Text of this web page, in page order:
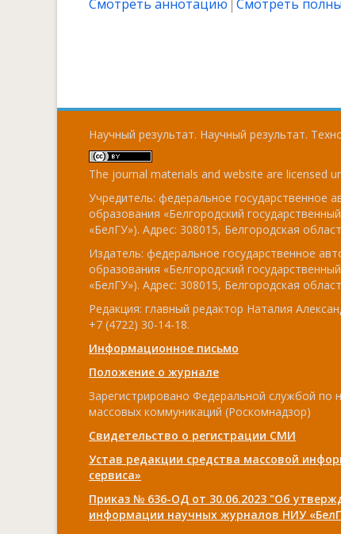
Смотреть аннотацию Смотреть
Научный результат. Научный результат.
The journal materials and website are licensed
Учредитель: федеральное государственное
образования «Белгородский
«БелГУ»). Адрес: 308015, Белгородская
Издатель: федеральное государственное
образования «Белгородский
«БелГУ»). Адрес: 308015, Белгородская
Редакция: главный редактор Наталия
+7 (4722) 30-14-18.
Информационное письмо
Положение о журнале
Зарегистрировано Федеральной службой по
массовых коммуникаций (Роскомнадзор)
Свидетельство о регистрации СМИ
Устав редакции средства массовой
сервиса»
Приказ № 636-ОД от 30.06.2023 "Об
информации научных журналов НИУ